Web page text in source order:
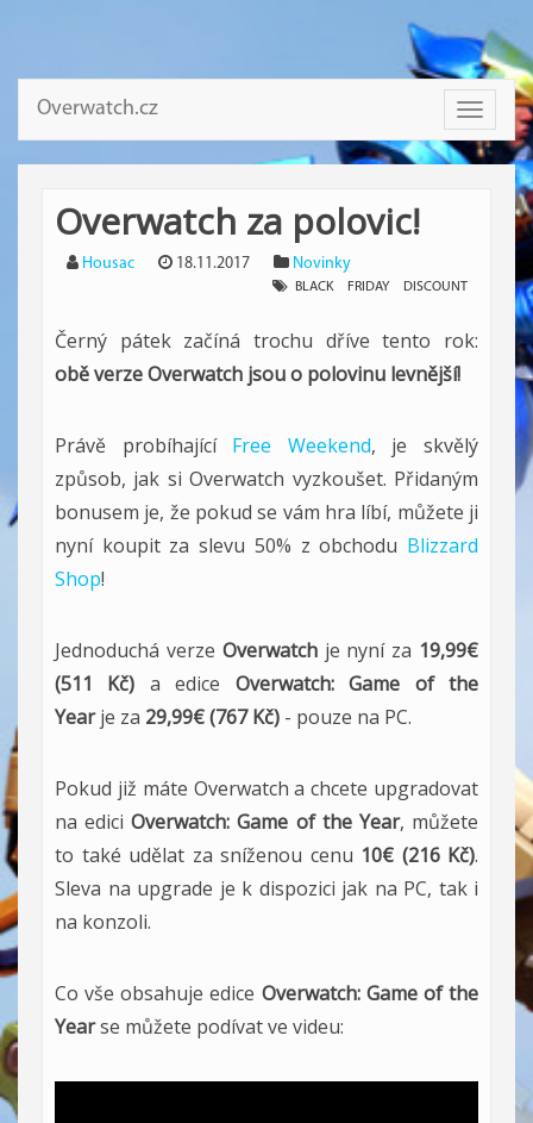
Toggle
Overwatch.cz
Overwatch za polovic!
Housac 18.11.2017 Novinky
BLACK FRIDAY DISCOUNT
Černý pátek začíná trochu dříve tento rok:
obě verze Overwatch jsou o polovinu levnější!
Právě probíhající Free Weekend, je skvělý
způsob, jak si Overwatch vyzkoušet. Přidaným
bonusem je, že pokud se vám hra líbí, můžete ji
nyní koupit za slevu 50% z obchodu Blizzard
Shop!
Jednoduchá verze Overwatchje nyní za 19,99€
(511 Kč) a edice Overwatch: Game of the
Yearje za 29,99€ (767 Kč) - pouze na PC.
Pokud již máte Overwatch a chcete upgradovat
na ediciOverwatch: Game of the Year, můžete
to také udělat za sníženou cenu 10€ (216 Kč).
Sleva na upgrade je k dispozici jak na PC, tak i
na konzoli.
Co vše obsahuje edice Overwatch: Game of the
Yearse můžete podívat ve videu: